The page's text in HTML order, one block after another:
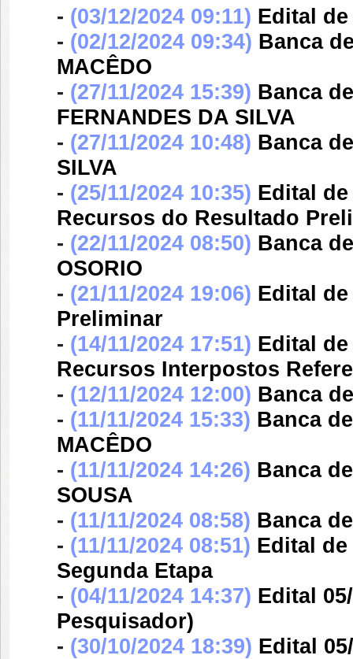
- (03/12/2024 09:11) Edital de
- (02/12/2024 09:34) Banca
MACÊDO
- (27/11/2024 15:39) Banca
FERNANDES DA SILVA
- (27/11/2024 10:48) Banca
SILVA
- (25/11/2024 10:35) Edital de
Recursos do Resultado
- (22/11/2024 08:50) Banca
OSORIO
- (21/11/2024 19:06) Edital de
Preliminar
- (14/11/2024 17:51) Edital de
Recursos Interpostos
- (12/11/2024 12:00) Banca
- (11/11/2024 15:33) Banca
MACÊDO
- (11/11/2024 14:26) Banca
SOUSA
- (11/11/2024 08:58) Banca
- (11/11/2024 08:51) Edital de
Segunda Etapa
- (04/11/2024 14:37) Edital
Pesquisador)
- (30/10/2024 18:39) Edital